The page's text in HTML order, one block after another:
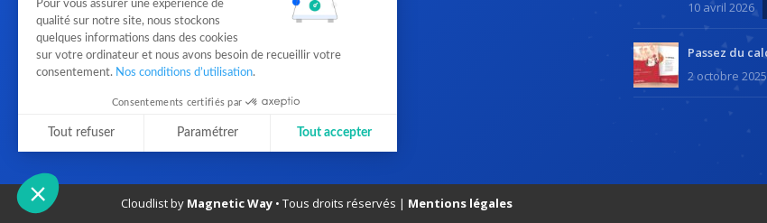
10 avril 2026
Passez du
2 octobre 2025
Cloudlist by Magnetic Way • Tous droits réservés | Mentions légales
Pour vous assurer une expérience de
qualité sur notre site, nous stockons
quelques informations dans des cookies
sur votre ordinateur et nous avons besoin de recueillir votre
consentement. Nos conditions d’utilisation.
Consentements certifiés par
Tout refuser Paramétrer Tout accepter
Notre plateforme vous permet d'adapter et de gérer vos paramètres de confidentialité, en garantissant la conformité avec les